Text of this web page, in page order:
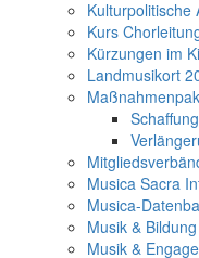
Kulturpolitische
Kurs
Kürzungen im
Landmusikort
Musica Sacra
Musica-
Musik & Bildung
Musik &